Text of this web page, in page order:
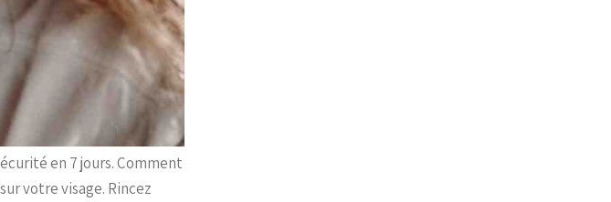
en 7 jours. Comment
votre visage. Rincez